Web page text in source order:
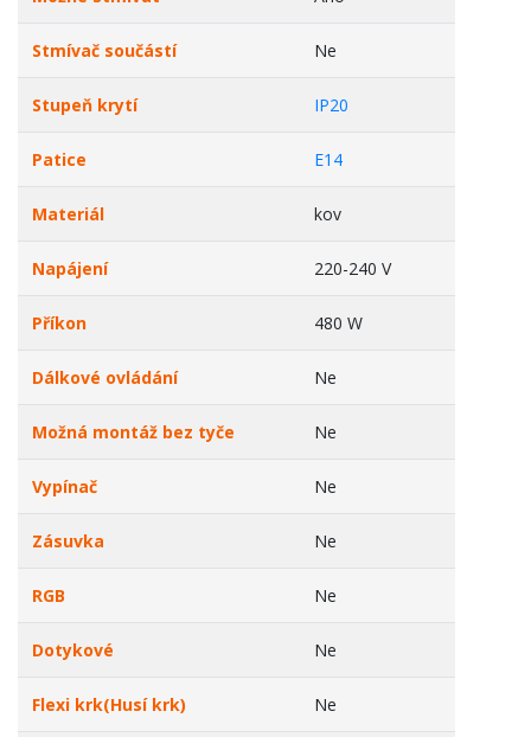
Stmívač součástí Ne
Stupeň krytí IP20
Patice E14
Materiál kov
Napájení 220-240 V
Příkon 480 W
Dálkové ovládání Ne
Možná montáž bez tyče Ne
Vypínač Ne
Zásuvka Ne
RGB Ne
Dotykové Ne
Flexi krk(Husí krk) Ne